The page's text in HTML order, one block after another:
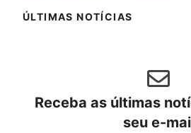
ÚLTIMAS NOTÍCIAS
Receba as últimas
seu e-